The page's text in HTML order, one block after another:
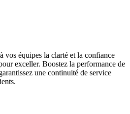
vos équipes la clarté et la confiance
exceller. Boostez la performance de
une continuité de service